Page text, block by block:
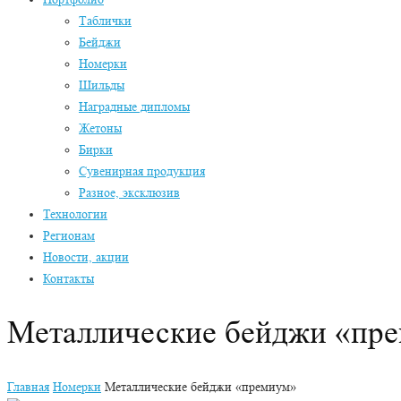
Таблички
Бейджи
Номерки
Шильды
Наградные дипломы
Жетоны
Бирки
Сувенирная продукция
Разное, эксклюзив
Технологии
Регионам
Новости, акции
Контакты
Металлические бейджи
Главная Номерки Металлические бейджи «премиум»